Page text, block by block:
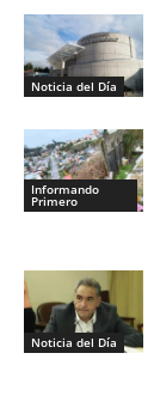
Noticia del Día
Informando
Primero
Noticia del Día